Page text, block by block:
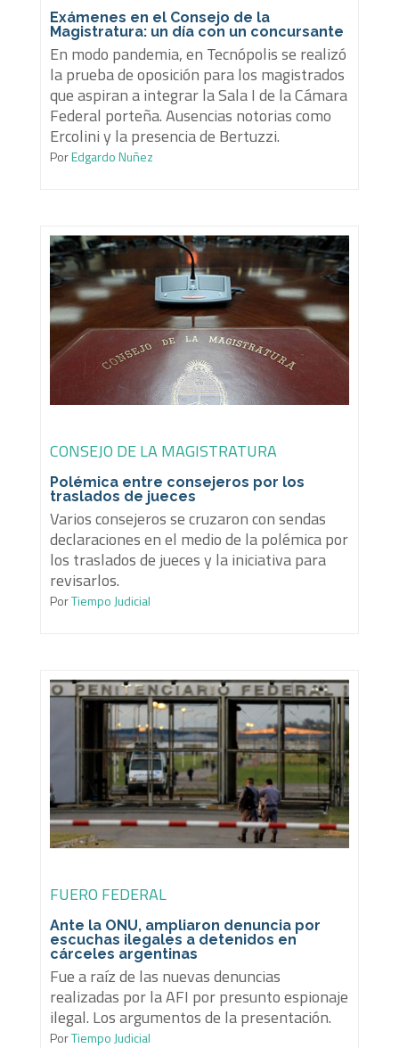
Exámenes en el Consejo de la
Magistratura: un día con un concursante
En modo pandemia, en Tecnópolis se realizó
la prueba de oposición para los magistrados
que aspiran a integrar la Sala I de la Cámara
Federal porteña. Ausencias notorias como
Ercolini y la presencia de Bertuzzi.
PorEdgardo Nuñez
CONSEJO DE LA MAGISTRATURA
Polémica entre consejeros por los
traslados de jueces
Varios consejeros se cruzaron con sendas
declaraciones en el medio de la polémica por
los traslados de jueces y la iniciativa para
revisarlos.
PorTiempo Judicial
FUERO FEDERAL
Ante la ONU, ampliaron denuncia por
escuchas ilegales a detenidos en
cárceles argentinas
Fue a raíz de las nuevas denuncias
realizadas por la AFI por presunto espionaje
ilegal. Los argumentos de la presentación.
PorTiempo Judicial